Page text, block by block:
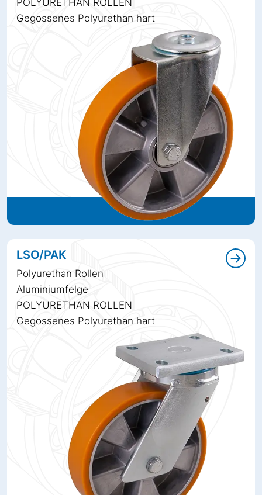
POLYURETHAN ROLLEN
Gegossenes Polyurethan hart
LSO/PAK
Polyurethan Rollen
Aluminiumfelge
POLYURETHAN ROLLEN
Gegossenes Polyurethan hart